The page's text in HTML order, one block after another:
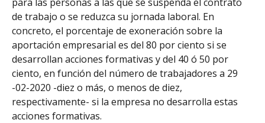
de trabajo o se reduzca su jornada laboral. En
concreto, el porcentaje de exoneración sobre la
aportación empresarial es del 80 por ciento si se
desarrollan acciones formativas y del 40 ó 50 por
ciento, en función del número de trabajadores a 29
-02-2020 -diez o más, o menos de diez,
respectivamente- si la empresa no desarrolla estas
acciones formativas.